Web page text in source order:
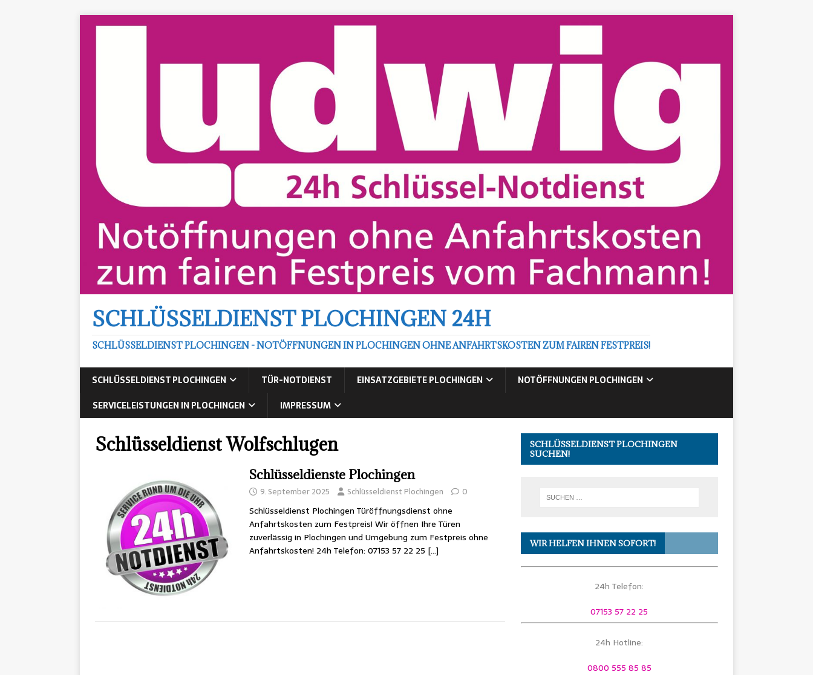
SCHLÜSSELDIENST PLOCHINGEN 24H
SCHLÜSSELDIENST PLOCHINGEN - NOTÖFFNUNGEN IN PLOCHINGEN OHNE ANFAHRTSKOSTEN ZUM FAIREN FESTPREIS!
SCHLÜSSELDIENST PLOCHINGEN TÜR-NOTDIENST EINSATZGEBIETE PLOCHINGEN
NOTÖFFNUNGEN PLOCHINGEN
SERVICELEISTUNGEN IN PLOCHINGEN
IMPRESSUM
Schlüsseldienst Wolfschlugen
Schlüsseldienste Plochingen
9. September 2025 Schlüsseldienst Plochingen 0
Schlüsseldienst Plochingen Türöffnungsdienst ohne
Anfahrtskosten zum Festpreis! Wir öffnen Ihre Türen
zuverlässig in Plochingen und Umgebung zum Festpreis ohne
Anfahrtskosten! 24h Telefon: 07153 57 22 25 […]
SCHLÜSSELDIENST PLOCHINGEN
SUCHEN!
WIR HELFEN IHNEN SOFORT!
24h Telefon:
07153 57 22 25
24h Hotline:
0800 555 85 85